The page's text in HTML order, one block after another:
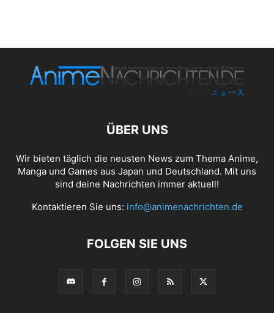
ÜBER UNS
Wir bieten täglich die neusten News zum Thema Anime,
Manga und Games aus Japan und Deutschland. Mit uns
sind deine Nachrichten immer aktuell!
Kontaktieren Sie uns: info@animenachrichten.de
FOLGEN SIE UNS